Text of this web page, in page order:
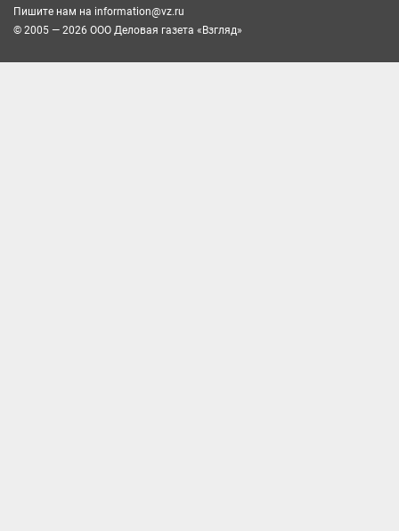
Пишите нам на information@vz.ru
© 2005 — 2026 ООО Деловая газета «Взгляд»